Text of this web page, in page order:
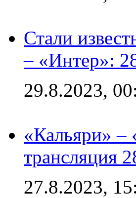
Стали
– «Интер»:
29.8.2023,
«Кальяри» –
трансляция
27.8.2023,